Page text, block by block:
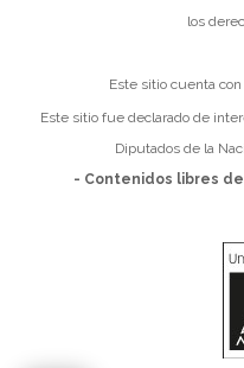
los
Este sitio cuenta
Este sitio fue declarado de
Diputados de la
- Contenidos libres